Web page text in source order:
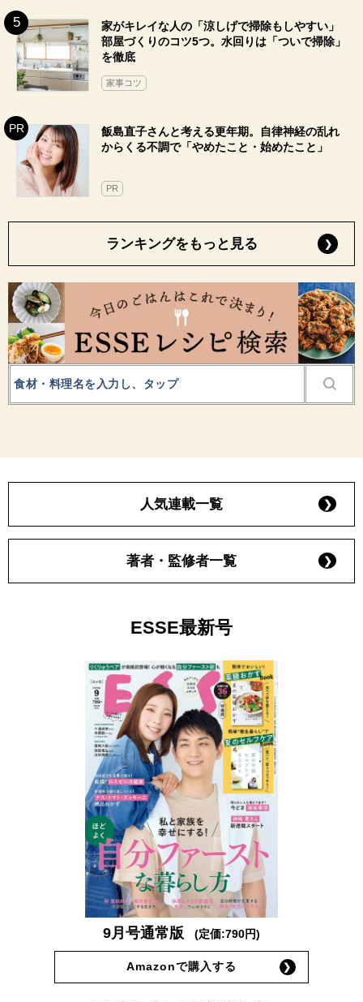
家がキレイな人の「涼しげで掃除もしやすい」
部屋づくりのコツ5つ。水回りは「ついで掃除」
を徹底
家事コツ
飯島直子さんと考える更年期。自律神経の乱れ
からくる不調で「やめたこと・始めたこと」
PR
ランキングをもっと見る
人気連載一覧
著者・監修者一覧
ESSE最新号
9月号通常版 (定価:790円)
Amazonで購入する